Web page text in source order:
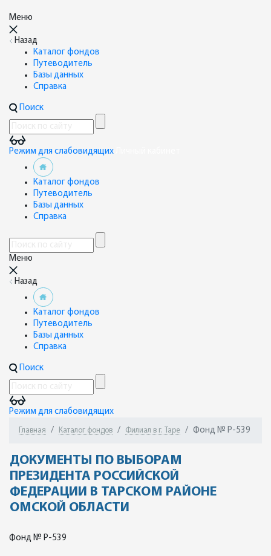
Меню
Назад
Каталог фондов
Путеводитель
Базы данных
Справка
Поиск
Режим для слабовидящих
Каталог фондов
Путеводитель
Базы данных
Справка
Меню
Назад
Каталог фондов
Путеводитель
Базы данных
Справка
Поиск
Режим для слабовидящих
Главная Каталог фондов Филиал в г. Таре Фонд № Р-539
ДОКУМЕНТЫ ПО ВЫБОРАМ
ПРЕЗИДЕНТА РОССИЙСКОЙ
ФЕДЕРАЦИИ В ТАРСКОМ РАЙОНЕ
ОМСКОЙ ОБЛАСТИ
Фонд № Р-539